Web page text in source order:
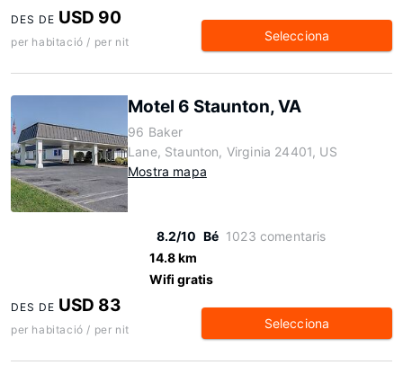
DES DE USD 90
per habitació / per nit Selecciona
Motel 6 Staunton, VA
96 Baker
Lane, Staunton, Virginia 24401, US
Mostra mapa
8.2/10 Bé 1023 comentaris
14.8 km
Wifi gratis
DES DE USD 83
per habitació / per nit Selecciona